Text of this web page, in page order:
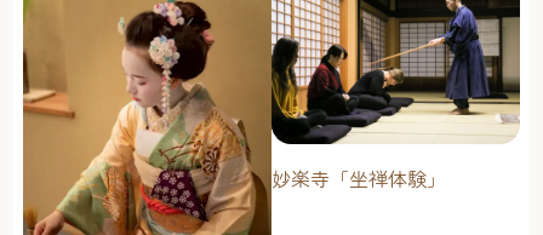
妙楽寺「坐禅体験」